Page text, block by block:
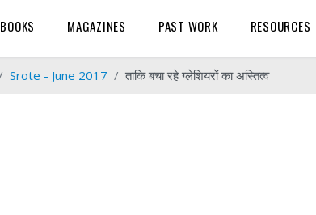
BOOKS MAGAZINES PAST WORK RESOURCES
Srote - June 2017 ताकि बचा रहे ग्लेशियरों का अस्तित्व